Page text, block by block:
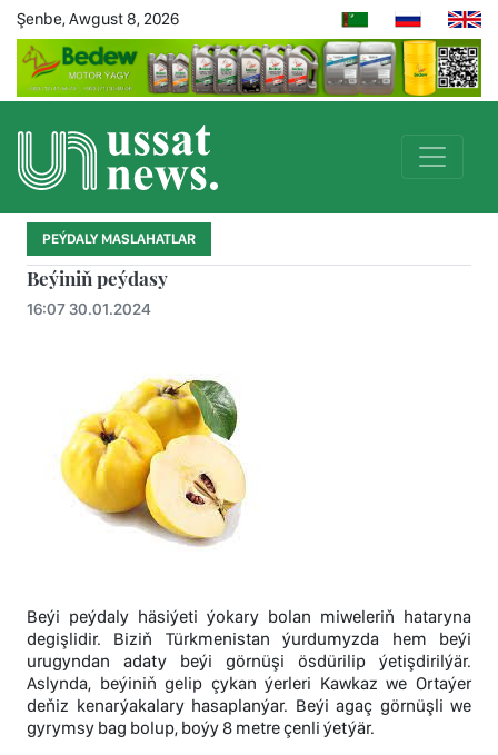
Şenbe, Awgust 8, 2026
PEÝDALY MASLAHATLAR
Beýiniň peýdasy
16:07 30.01.2024
Beýi peýdaly häsiýeti ýokary bolan miweleriň hataryna
degişlidir. Biziň Türkmenistan ýurdumyzda hem beýi
urugyndan adaty beýi görnüşi ösdürilip ýetişdirilýär.
Aslynda, beýiniň gelip çykan ýerleri Kawkaz we Ortaýer
deňiz kenarýakalary hasaplanýar. Beýi agaç görnüşli we
gyrymsy bag bolup, boýy 8 metre çenli ýetýär.